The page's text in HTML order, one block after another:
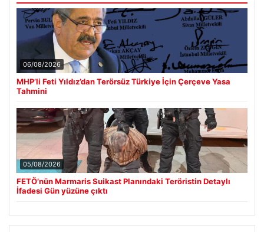
06/08/2026
MHP’li Feti Yıldız’dan Terörsüz Türkiye İçin Çerçeve Yasa
Tahmini
05/08/2026
FETÖ’nün Marmaris Suikast Planındaki Teröristin Detaylı
İfadesi Gün yüzüne çıktı